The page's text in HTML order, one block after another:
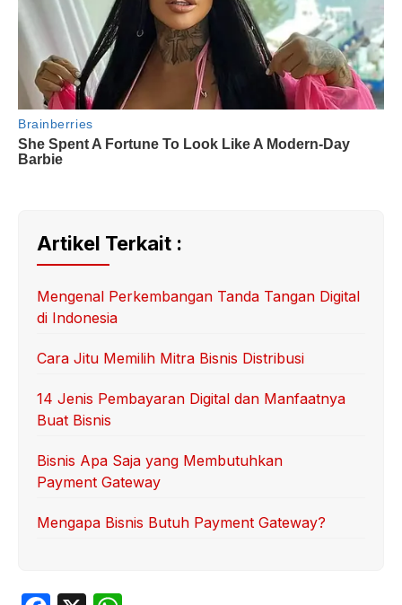
Artikel Terkait :
Mengenal Perkembangan Tanda Tangan Digital
di Indonesia
Cara Jitu Memilih Mitra Bisnis Distribusi
14 Jenis Pembayaran Digital dan Manfaatnya
Buat Bisnis
Bisnis Apa Saja yang Membutuhkan
Payment Gateway
Mengapa Bisnis Butuh Payment Gateway?